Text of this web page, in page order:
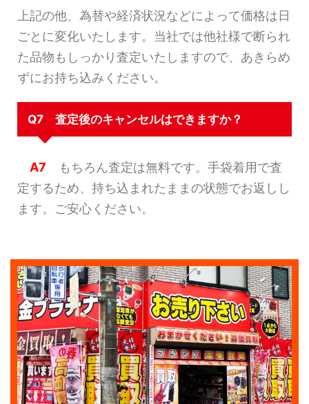
上記の他、為替や経済状況などによって価格は日
ごとに変化いたします。当社では他社様で断られ
た品物もしっかり査定いたしますので、あきらめ
ずにお持ち込みください。
Q7 査定後のキャンセルはできますか？
A7 もちろん査定は無料です。手袋着用で査
定するため、持ち込まれたままの状態でお返しし
ます。ご安心ください。